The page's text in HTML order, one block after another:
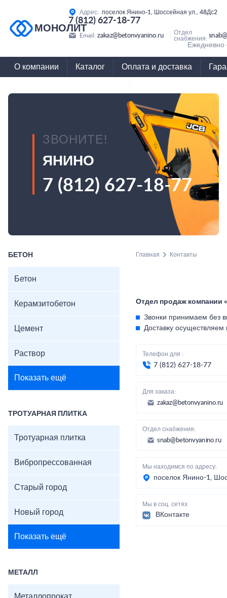
МОНОЛИТ
Адрес: поселок Янино-1, Шоссейная ул., 48Дс2
7 (812) 627-18-77
Email: zakaz@betonvyanino.ru
Отдел
снабжения:
Ежедневно
О компании Каталог Оплата и доставка
ЗВОНИТЕ!
ЯНИНО
7 (812) 627-18-77
БЕТОН
Бетон
Керамзитобетон
Цемент
Раствор
Показать ещё
ТРОТУАРНАЯ ПЛИТКА
Тротуарная плитка
Вибропрессованная
Старый город
Новый город
Показать ещё
МЕТАЛЛ
Главная Контакты
Отдел продаж компании
Звонки принимаем без
Доставку осуществляем
Телефон для :
7 (812) 627-18-77
Для заказа:
zakaz@betonvyanino.ru
Отдел снабжения:
snab@betonvyanino.ru
Мы находимся по адресу:
поселок Янино-1,
Мы в соц. сетях
ВКонтакте